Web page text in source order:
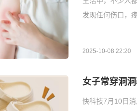
发现任何伤口，
2025-10-08 22:20
女子常穿洞
快科技7月10日